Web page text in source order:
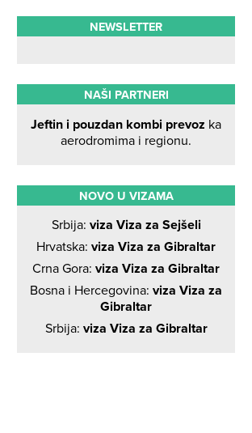
NEWSLETTER
NAŠI PARTNERI
Jeftin i pouzdan kombi prevoz ka
aerodromima i regionu.
NOVO U VIZAMA
Srbija: viza Viza za Sejšeli
Hrvatska: viza Viza za Gibraltar
Crna Gora: viza Viza za Gibraltar
Bosna i Hercegovina: viza Viza za
Gibraltar
Srbija: viza Viza za Gibraltar